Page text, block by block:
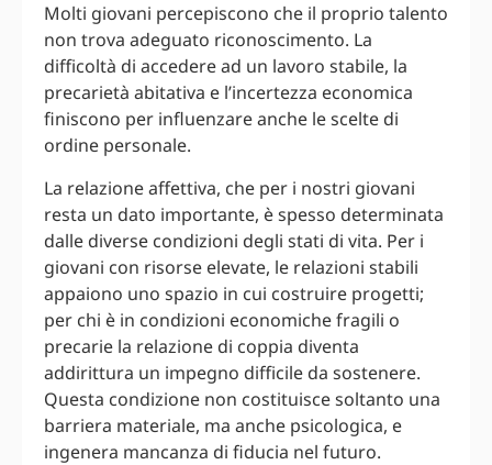
Molti giovani percepiscono che il proprio talento
non trova adeguato riconoscimento. La
difficoltà di accedere ad un lavoro stabile, la
precarietà abitativa e l’incertezza economica
finiscono per influenzare anche le scelte di
ordine personale.
La relazione affettiva, che per i nostri giovani
resta un dato importante, è spesso determinata
dalle diverse condizioni degli stati di vita. Per i
giovani con risorse elevate, le relazioni stabili
appaiono uno spazio in cui costruire progetti;
per chi è in condizioni economiche fragili o
precarie la relazione di coppia diventa
addirittura un impegno difficile da sostenere.
Questa condizione non costituisce soltanto una
barriera materiale, ma anche psicologica, e
ingenera mancanza di fiducia nel futuro.